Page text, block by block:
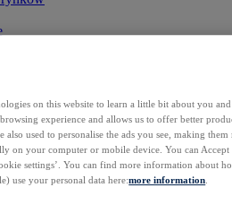
on this website to learn a little bit about you
experience and allows us to offer better
also used to personalise the ads you see, making
on your computer or mobile device. You can
settings’. You can find more information about
use your personal data here:more information